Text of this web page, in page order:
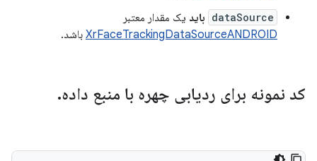
dataSource باید یک مقدار معتبر
XrFaceTrackingDataSourceANDROID باشد.
کد نمونه برای ردیابی چهره با منبع داده.